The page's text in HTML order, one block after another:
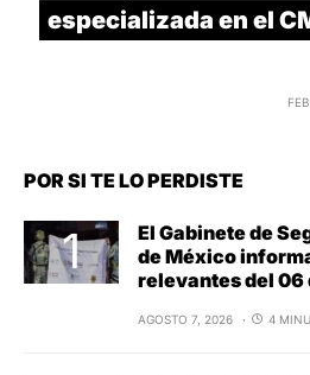
especializada en el
POR SI TE LO PERDISTE
El Gabinete de
de México
relevantes del 06
AGOSTO 7, 2026 4